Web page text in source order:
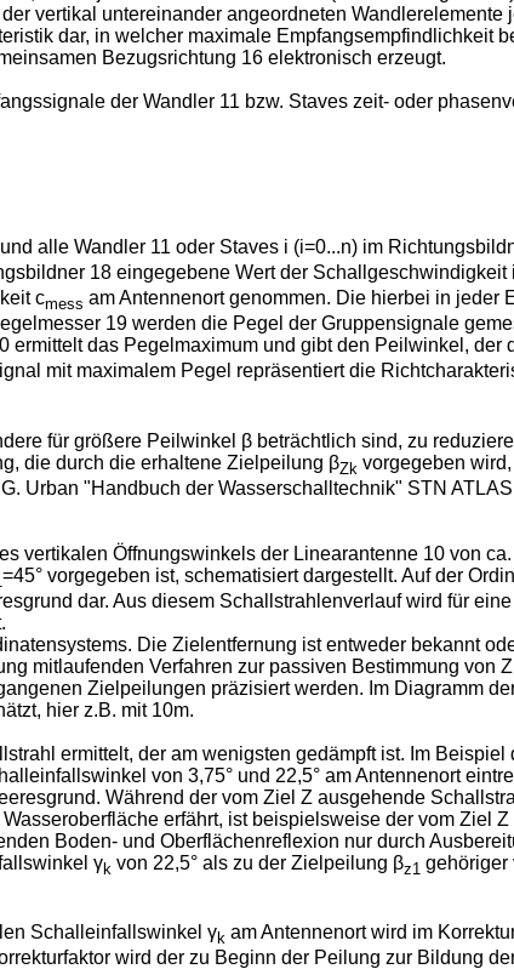
vertikal untereinander angeordneten Wandlerelemente
dar, in welcher maximale Empfangsempfindlichkeit
Bezugsrichtung 16 elektronisch erzeugt.
der Wandler 11 bzw. Staves zeit- oder
alle Wandler 11 oder Staves i (i=0...n) im
18 eingegebene Wert der Schallgeschwindigkeit
cmess am Antennenort genommen. Die hierbei in jeder
19 werden die Pegel der Gruppensignale
ermittelt das Pegelmaximum und gibt den Peilwinkel, der
mit maximalem Pegel repräsentiert die
für größere Peilwinkel β beträchtlich sind, zu
die durch die erhaltene Zielpeilung βZk vorgegeben
Urban "Handbuch der Wasserschalltechnik" STN
vertikalen Öffnungswinkels der Linearantenne 10 von ca.
=45° vorgegeben ist, schematisiert dargestellt. Auf der
dar. Aus diesem Schallstrahlenverlauf wird für
Die Zielentfernung ist entweder bekannt
mitlaufenden Verfahren zur passiven Bestimmung von
Zielpeilungen präzisiert werden. Im Diagramm
hier z.B. mit 10m.
ermittelt, der am wenigsten gedämpft ist. Im Beispiel
von 3,75° und 22,5° am Antennenort
Während der vom Ziel Z ausgehende
erfährt, ist beispielsweise der vom Ziel
Boden- und Oberflächenreflexion nur durch
γk von 22,5° als zu der Zielpeilung βz1 gehöriger
Schalleinfallswinkel γk am Antennenort wird im
wird der zu Beginn der Peilung zur Bildung